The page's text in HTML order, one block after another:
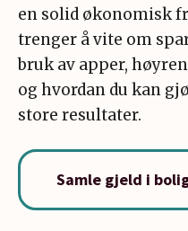
en solid økonomisk
trenger å vite om
bruk av apper,
og hvordan du kan
store resultater.
Samle gjeld i